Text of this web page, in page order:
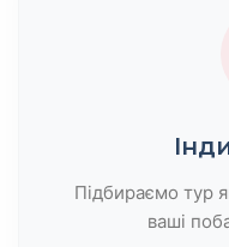
Підбираємо тур
ваші